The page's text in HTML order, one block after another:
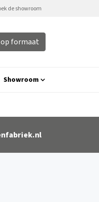
de showroom
formaat
Showroom